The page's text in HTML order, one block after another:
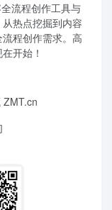
流程创作工具与
热点挖掘到内容
程创作需求。高
开始！